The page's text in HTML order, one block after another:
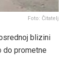
Foto: Čitatelj
blizini
do prometne